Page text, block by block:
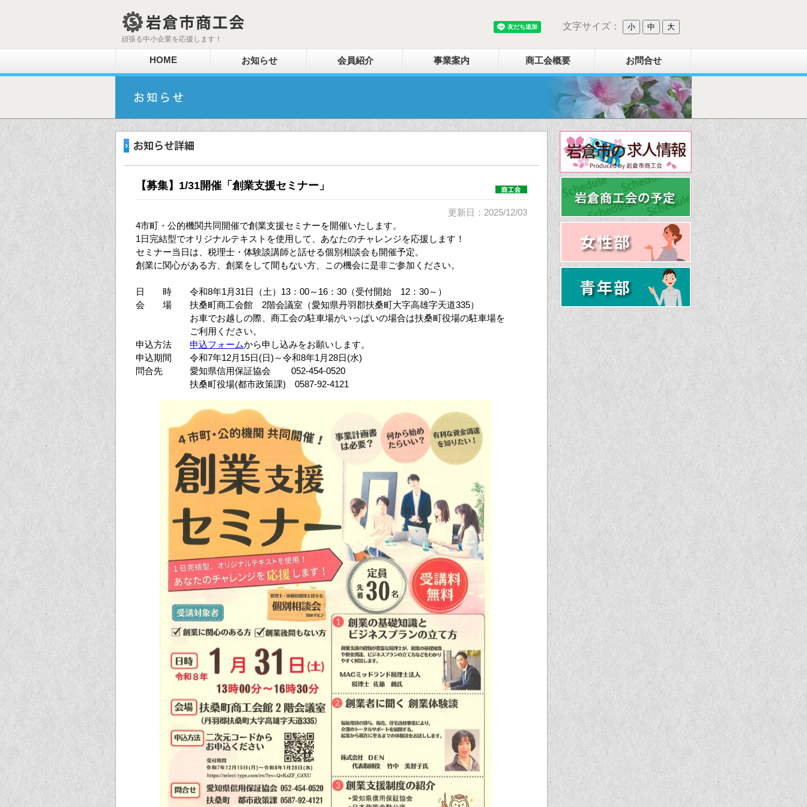
頑張る中小企業を応援します！
文字サイズ： 小 中 大
HOME お知らせ 会員紹介 事業案内 商工会概要 お問合せ
【募集】1/31開催「創業支援セミナー」
更新日：2025/12/03
4市町・公的機関共同開催で創業支援セミナーを開催いたします。
1日完結型でオリジナルテキストを使用して、あなたのチャレンジを応援します！
セミナー当日は、税理士・体験談講師と話せる個別相談会も開催予定。
創業に関心がある方、創業をして間もない方、この機会に是非ご参加ください。
日 時 令和8年1月31日（土）13：00～16：30（受付開始 12：30～）
会 場 扶桑町商工会館 2階会議室（愛知県丹羽郡扶桑町大字高雄字天道335）
お車でお越しの際、商工会の駐車場がいっぱいの場合は扶桑町役場の駐車場を
ご利用ください。
申込方法 申込フォームから申し込みをお願いします。
申込期間 令和7年12月15日(日)～令和8年1月28日(水)
問合先 愛知県信用保証協会 052-454-0520
扶桑町役場(都市政策課) 0587-92-4121